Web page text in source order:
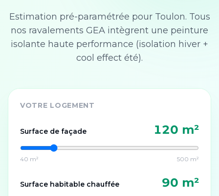
Estimation pré-paramétrée pour Toulon. Tous
nos ravalements GEA intègrent une peinture
isolante haute performance (isolation hiver +
cool effect été).
VOTRE LOGEMENT
Surface de façade 120 m²
40 m² 500 m²
Surface habitable chauffée 90 m²